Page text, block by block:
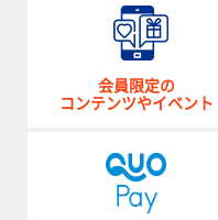
会員限定の
コンテンツやイベント